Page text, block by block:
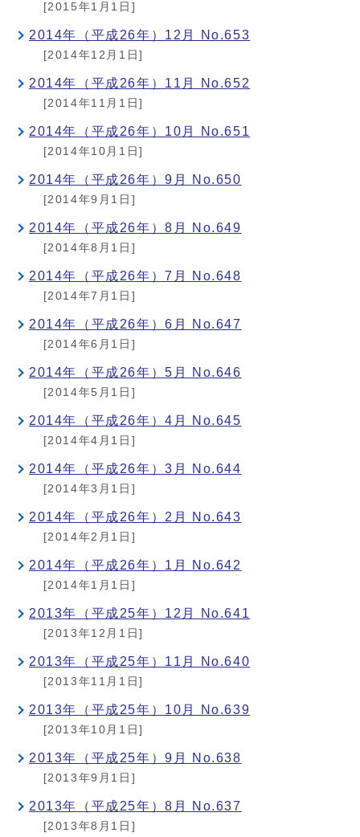
[2015年1月1日]
2014年（平成26年）12月 No.653
[2014年12月1日]
2014年（平成26年）11月 No.652
[2014年11月1日]
2014年（平成26年）10月 No.651
[2014年10月1日]
2014年（平成26年）9月 No.650
[2014年9月1日]
2014年（平成26年）8月 No.649
[2014年8月1日]
2014年（平成26年）7月 No.648
[2014年7月1日]
2014年（平成26年）6月 No.647
[2014年6月1日]
2014年（平成26年）5月 No.646
[2014年5月1日]
2014年（平成26年）4月 No.645
[2014年4月1日]
2014年（平成26年）3月 No.644
[2014年3月1日]
2014年（平成26年）2月 No.643
[2014年2月1日]
2014年（平成26年）1月 No.642
[2014年1月1日]
2013年（平成25年）12月 No.641
[2013年12月1日]
2013年（平成25年）11月 No.640
[2013年11月1日]
2013年（平成25年）10月 No.639
[2013年10月1日]
2013年（平成25年）9月 No.638
[2013年9月1日]
2013年（平成25年）8月 No.637
[2013年8月1日]